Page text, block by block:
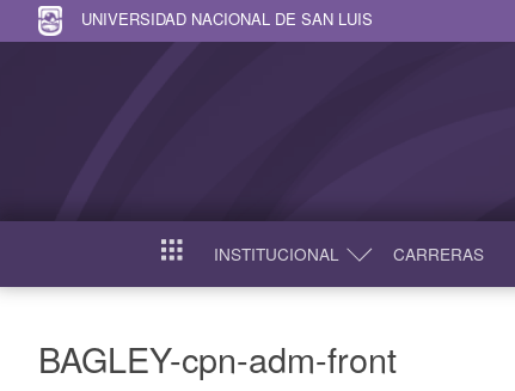
UNIVERSIDAD NACIONAL DE SAN LUIS
INICIO INSTITUCIONAL CARRERAS
BAGLEY-cpn-adm-front